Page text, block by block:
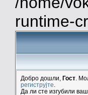
runtime-
Добро дошли, Гост .
региструјте
Да ли сте изгубили ваш